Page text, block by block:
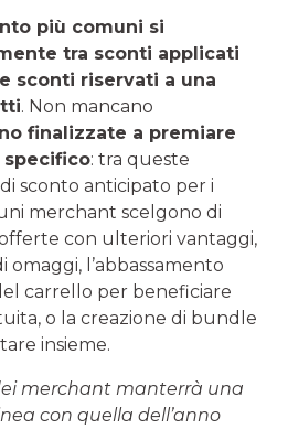
più comuni si
tra sconti applicati
sconti riservati a una
. Non mancano
finalizzate a premiare
: tra queste
sconto anticipato per i
merchant scelgono di
con ulteriori vantaggi,
omaggi, l’abbassamento
carrello per beneficiare
o la creazione di bundle
insieme.
merchant manterrà una
con quella dell’anno